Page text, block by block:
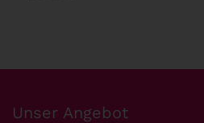
Unser Angebot